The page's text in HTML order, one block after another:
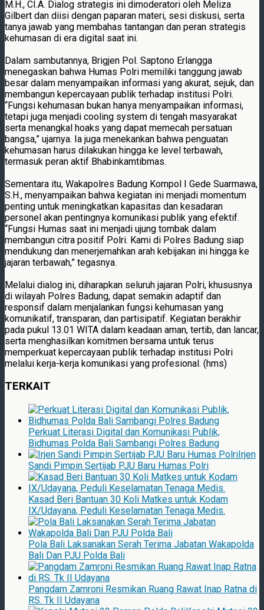
M.H., CI.A. Dialog strategis ini dimoderatori oleh Meliza
Gilbert dan diisi dengan paparan materi, sesi diskusi, serta
tanya jawab yang membahas tantangan dan peran strategis
kehumasan di era digital saat ini.
Dalam sambutannya, Brigjen Pol. Saptono Erlangga
menegaskan bahwa Humas Polri memiliki tanggung jawab
besar dalam menyampaikan informasi yang akurat, sejuk, dan
membangun kepercayaan publik terhadap institusi Polri.
“Fungsi kehumasan bukan hanya menyampaikan informasi,
tetapi juga menjadi cooling system di tengah masyarakat
serta menangkal hoaks yang dapat memecah persatuan
bangsa,” ujarnya. Ia juga menekankan bahwa penguatan
kehumasan harus dilakukan hingga ke level terbawah,
termasuk peran aktif Bhabinkamtibmas.
Sementara itu, Wakapolres Badung Kompol I Gede Suarmawa,
S.H., menyampaikan bahwa kegiatan ini menjadi momentum
penting untuk meningkatkan kapasitas dan kesadaran
personel akan pentingnya komunikasi publik yang efektif.
“Fungsi Humas saat ini menjadi ujung tombak dalam
membangun citra positif Polri. Kami di Polres Badung siap
mendukung dan menerjemahkan arah kebijakan ini hingga ke
jajaran terbawah,” tegasnya.
Melalui dialog ini, diharapkan seluruh jajaran Polri, khususnya
di wilayah Polres Badung, dapat semakin adaptif dan
responsif dalam menjalankan fungsi kehumasan yang
komunikatif, transparan, dan partisipatif. Kegiatan berakhir
pada pukul 13.01 WITA dalam keadaan aman, tertib, dan lancar,
serta menghasilkan komitmen bersama untuk terus
memperkuat kepercayaan publik terhadap institusi Polri
melalui kerja-kerja komunikasi yang profesional. (hms)
TERKAIT
Perkuat Literasi Digital dan Komunikasi Publik,
Bidhumas Polda Bali Sambangi Polres Badung
Irjen
Sandi Pimpin Sertijab PJU Baru Humas Polri
Kasad Beri Bantuan 30 Koli Matkes untuk Kodam
IX/Udayana, Peduli Keselamatan Tenaga Medis.
Pola Bali Laksanakan Serah Terima Jabatan Wakapolda
Bali Dan PJU Polda Bali
Pangdam Zamroni Resmikan Ruang Rawat Inap Ratna di
RS. Tk II Udayana